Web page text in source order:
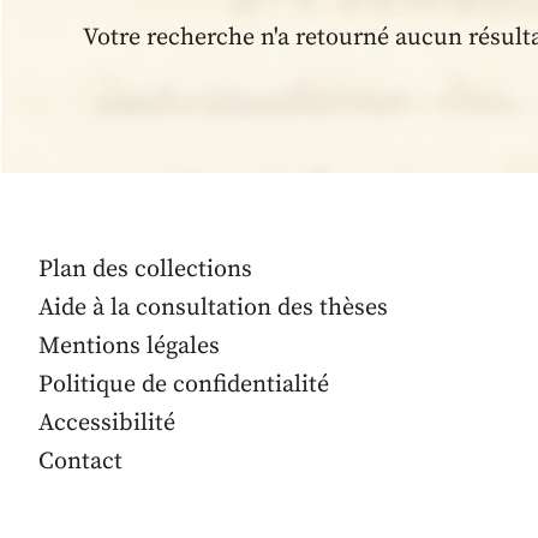
Votre recherche n'a retourné aucun
Plan des collections
Aide à la consultation des thèses
Mentions légales
Politique de confidentialité
Accessibilité
Contact